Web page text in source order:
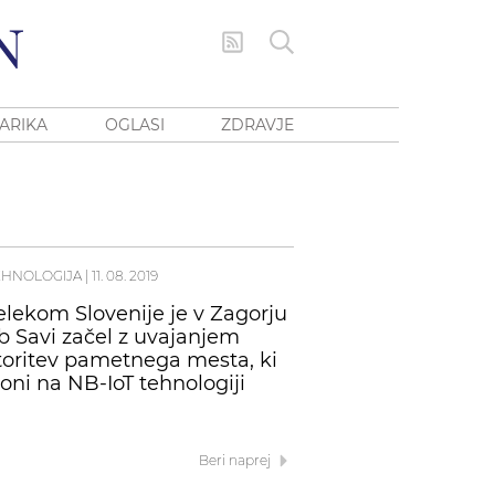
OGLASI ZDRAVJE
| 11. 08. 2019
Slovenije je v Zagorju
Savi začel z uvajanjem
pametnega mesta, ki
na NB-IoT tehnologiji
Beri naprej